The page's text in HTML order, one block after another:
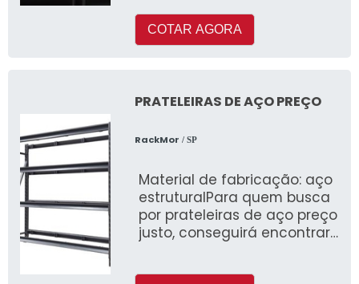
COTAR AGORA
PRATELEIRAS DE AÇO PREÇO
RackMor / SP
Material de fabricação: aço
estruturalPara quem busca
por prateleiras de aço preço
justo, conseguirá encontrar